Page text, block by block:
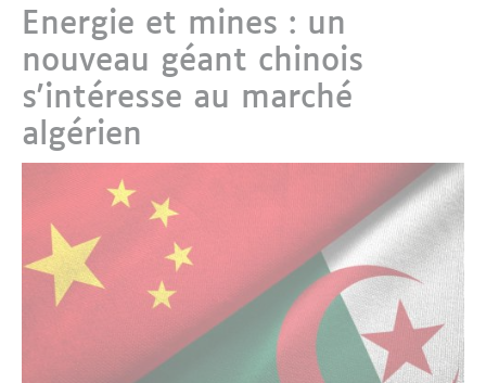
Energie et mines : un
nouveau géant chinois
s'intéresse au marché
algérien